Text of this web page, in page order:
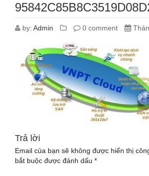
by: Admin 0 comment
Trả lời
Email của bạn sẽ không được hiển thị
bắt buộc được đánh dấu *